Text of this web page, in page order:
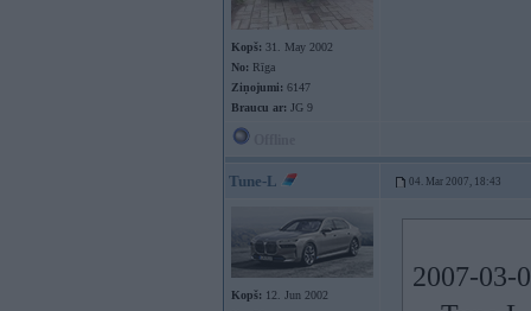
Kopš: 31. May 2002
No: Rīga
Ziņojumi: 6147
Braucu ar: JG 9
Tune-L 04. Mar 2007, 18:43
Kopš: 12. Jun 2002
2007-03-